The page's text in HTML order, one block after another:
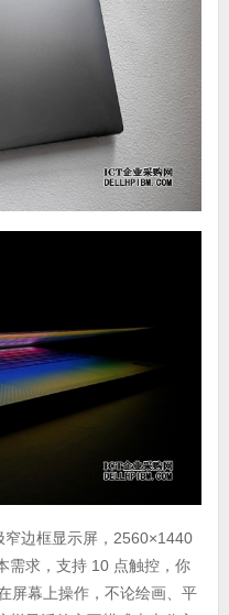
边框显示屏，2560×1440
需求，支持 10 点触控，你
屏幕上操作，不论绘画、平